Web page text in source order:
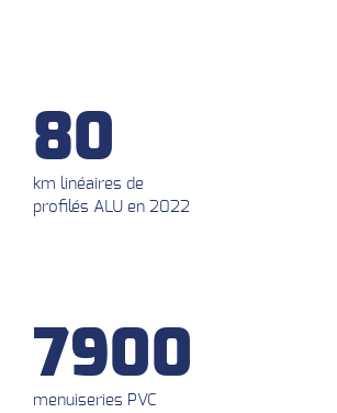
80
km linéaires de
profilés ALU en 2022
7900
menuiseries PVC